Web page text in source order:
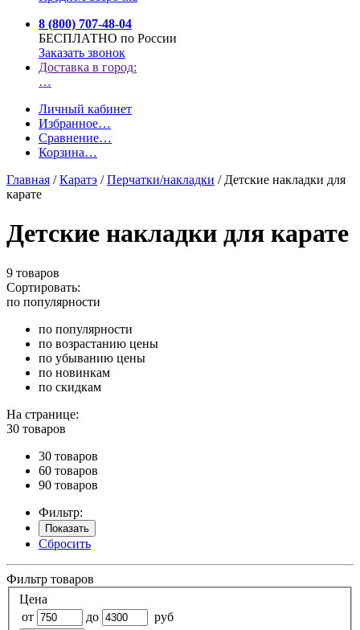
8 (800) 707-48-04
БЕСПЛАТНО по России
Заказать звонок
Доставка в город:
…
Личный кабинет
Избранное…
Сравнение…
Корзина…
Главная /Каратэ /Перчатки/накладки / Детские накладки для
карате
Детские накладки для карате
9 товаров
Сортировать:
по популярности
по популярности
по возрастанию цены
по убыванию цены
по новинкам
по скидкам
На странице:
30 товаров
30 товаров
60 товаров
90 товаров
Фильтр:
Показать
Сбросить
Фильтр товаров
Цена
от
до руб